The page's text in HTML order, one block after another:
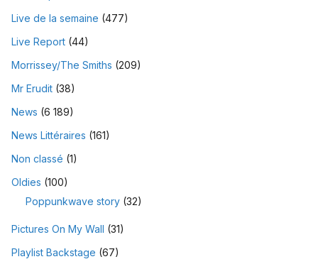
Live de la semaine (477)
Live Report (44)
Morrissey/The Smiths (209)
Mr Erudit (38)
News (6 189)
News Littéraires (161)
Non classé (1)
Oldies (100)
Poppunkwave story (32)
Pictures On My Wall (31)
Playlist Backstage (67)